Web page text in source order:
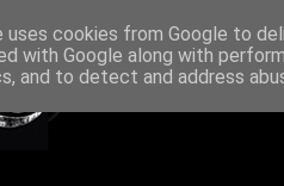
uses cookies from Google to
with Google along with
and to detect and address